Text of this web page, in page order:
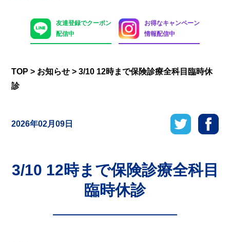
友達登録でクーポン
配信中
お得なキャンペーン
情報配信中
TOP > お知らせ >3/10 12時まで保険診療全科目臨時休
診
2026年02月09日
3/10 12時まで保険診療全科目
臨時休診